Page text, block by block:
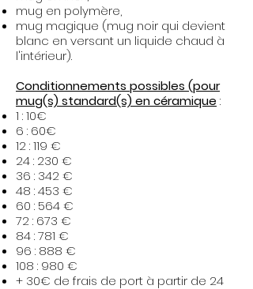
mug en polymère,
mug magique (mug noir qui devient
blanc en versant un liquide chaud à
l'intérieur).​
Conditionnements possibles (pour
mug(s) standard(s) en céramique :
1 : 10€
6 : 60€
12 : 119 €
24 : 230 €
36 : 342 €
48 : 453 €
60 : 564 €
72 : 673 €
84 : 781 €
96 : 888 €
108 : 980 €
+ 30€ de frais de port à partir de 24